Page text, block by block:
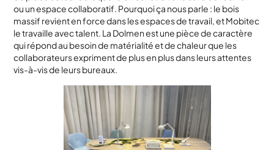
ou un espace collaboratif. Pourquoi ça nous parle : le bois
massif revient en force dans les espaces de travail, et Mobitec
le travaille avec talent. La Dolmen est une pièce de caractère
qui répond au besoin de matérialité et de chaleur que les
collaborateurs expriment de plus en plus dans leurs attentes
vis-à-vis de leurs bureaux.